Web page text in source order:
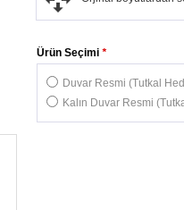
*
Ürün Seçimi
Duvar Resmi (Tutkal
Kalın Duvar Resmi